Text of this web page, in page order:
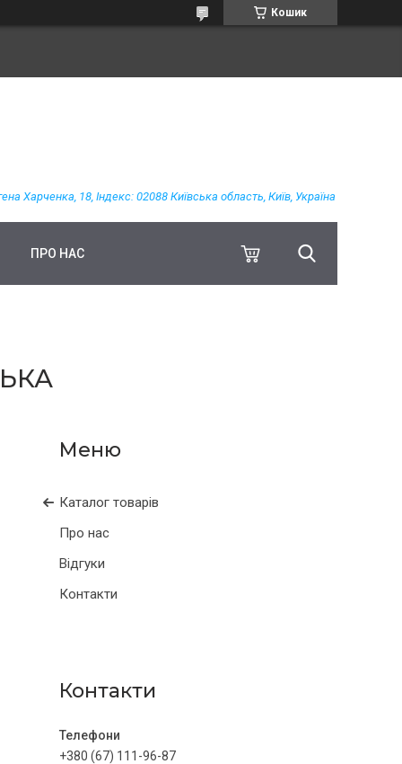
Кошик
Харченка, 18, Індекс: 02088 Київська область, Київ, Україна
ПРО НАС
Каталог товарів
Про нас
Відгуки
Контакти
Контакти
+380 (67) 111-96-87